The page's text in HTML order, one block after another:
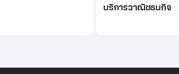
บริการวาณิชธนกิจ